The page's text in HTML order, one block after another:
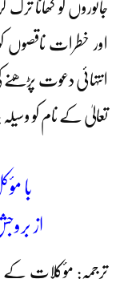
جانوروں کو کھانا
اور خطرات ناقصوں
انتہائی دعوت پڑھنے
تعالیٰ کے نام کو
با
از
ترجمہ: مؤکلات کے